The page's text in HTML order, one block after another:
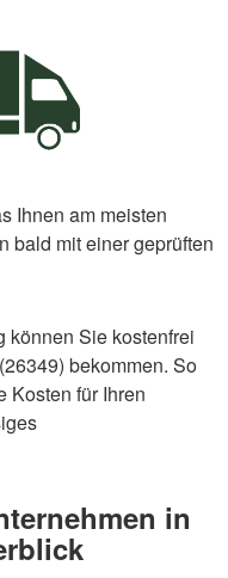
Ihnen am meisten
bald mit einer geprüften
können Sie kostenfrei
bekommen. So
Kosten für Ihren
in